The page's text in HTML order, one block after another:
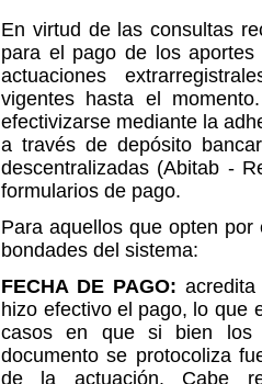
En virtud de las consultas
para el pago de los aportes
actuaciones
vigentes hasta el
efectivizarse mediante la
a través de depósito
descentralizadas (Abitab -
formularios de pago.
Para aquellos que opten
bondades del sistema:
FECHA DE PAGO:
hizo efectivo el pago, lo que
casos en que si bien los
documento se protocoliza
de la actuación. Cabe